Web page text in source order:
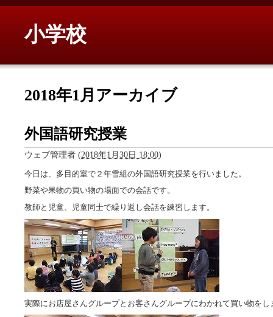
小学校
2018年1月アーカイブ
外国語研究授業
ウェブ管理者 (2018年1月30日 18:00)
今日は、多目的室で２年雪組の外国語研究授業を行いました。
野菜や果物の買い物の場面での会話です。
教師と児童、児童同士で繰り返し会話を練習します。
実際にお店屋さんグループとお客さんグループにわかれて買い物をし